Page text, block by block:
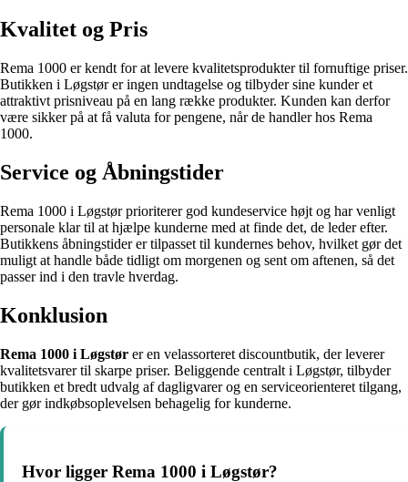
Kvalitet og Pris
Rema 1000 er kendt for at levere kvalitetsprodukter til fornuftige priser.
Butikken i Løgstør er ingen undtagelse og tilbyder sine kunder et
attraktivt prisniveau på en lang række produkter. Kunden kan derfor
være sikker på at få valuta for pengene, når de handler hos Rema
1000.
Service og Åbningstider
Rema 1000 i Løgstør prioriterer god kundeservice højt og har venligt
personale klar til at hjælpe kunderne med at finde det, de leder efter.
Butikkens åbningstider er tilpasset til kundernes behov, hvilket gør det
muligt at handle både tidligt om morgenen og sent om aftenen, så det
passer ind i den travle hverdag.
Konklusion
Rema 1000 i Løgstør er en velassorteret discountbutik, der leverer
kvalitetsvarer til skarpe priser. Beliggende centralt i Løgstør, tilbyder
butikken et bredt udvalg af dagligvarer og en serviceorienteret tilgang,
der gør indkøbsoplevelsen behagelig for kunderne.
Hvor ligger Rema 1000 i Løgstør?